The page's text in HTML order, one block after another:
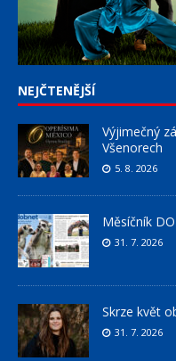
NEJČTENĚJŠÍ
Výjimečný
Všenorech
5. 8. 2026
Měsíčník
31. 7. 2026
Skrze květ
31. 7. 2026